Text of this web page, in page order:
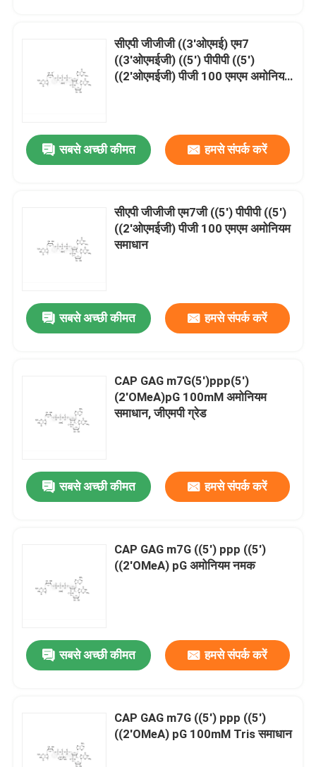
हमारे बारे में
गुणवत्ता नियंत्रण
समाचार
फॉस्फोरामिडाइट्स
सीएपी जीजीजी ((3'ओएमई) एम7
((3'ओएमईजी) ((5') पीपीपी ((5')
((2'ओएमईजी) पीजी 100 एमएम अमोनियम
सबसे अच्छी कीमत हमसे संपर्क करें
सीएपी जीजीजी एम7जी ((5') पीपीपी ((5')
((2'ओएमईजी) पीजी 100 एमएम अमोनियम
समाधान
सबसे अच्छी कीमत हमसे संपर्क करें
CAP GAG m7G(5')ppp(5')
(2'OMeA)pG 100mM अमोनियम
समाधान, जीएमपी ग्रेड
सबसे अच्छी कीमत हमसे संपर्क करें
CAP GAG m7G ((5') ppp ((5')
((2'OMeA) pG अमोनियम नमक
सबसे अच्छी कीमत हमसे संपर्क करें
CAP GAG m7G ((5') ppp ((5')
((2'OMeA) pG 100mM Tris समाधान